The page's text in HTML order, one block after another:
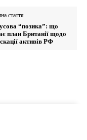
стаття
“позика”: що
план Британії щодо
активів РФ